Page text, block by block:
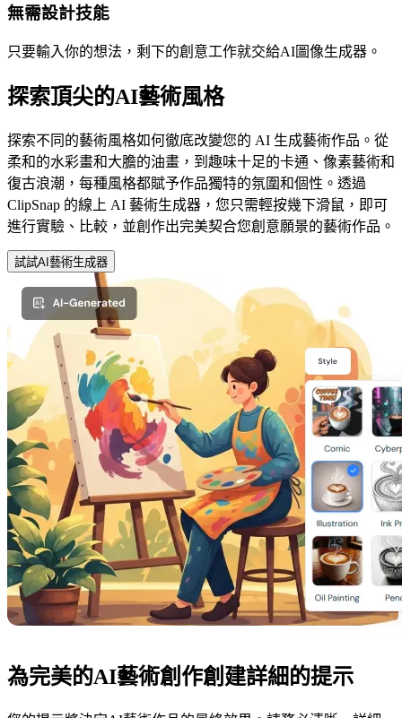
無需設計技能
只要輸入你的想法，剩下的創意工作就交給AI圖像生成器。
探索頂尖的AI藝術風格
探索不同的藝術風格如何徹底改變您的 AI 生成藝術作品。從
柔和的水彩畫和大膽的油畫，到趣味十足的卡通、像素藝術和
復古浪潮，每種風格都賦予作品獨特的氛圍和個性。透過
ClipSnap 的線上 AI 藝術生成器，您只需輕按幾下滑鼠，即可
進行實驗、比較，並創作出完美契合您創意願景的藝術作品。
試試AI藝術生成器
為完美的AI藝術創作創建詳細的提示